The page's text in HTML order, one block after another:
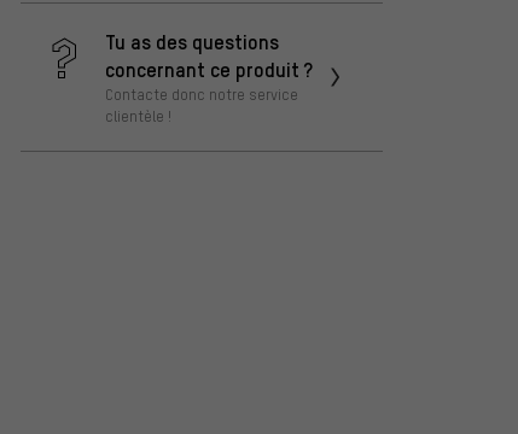
Tu as des questions
concernant ce produit ?
Contacte donc notre service
clientèle !